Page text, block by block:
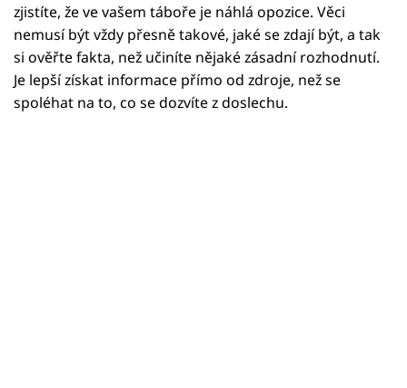
Filmový festival Karlovy Vary
Pořady
zjistíte, že ve vašem táboře je náhlá opozice. Věci
nemusí být vždy přesně takové, jaké se zdají být, a tak
si ověřte fakta, než učiníte nějaké zásadní rozhodnutí.
Je lepší získat informace přímo od zdroje, než se
spoléhat na to, co se dozvíte z doslechu.